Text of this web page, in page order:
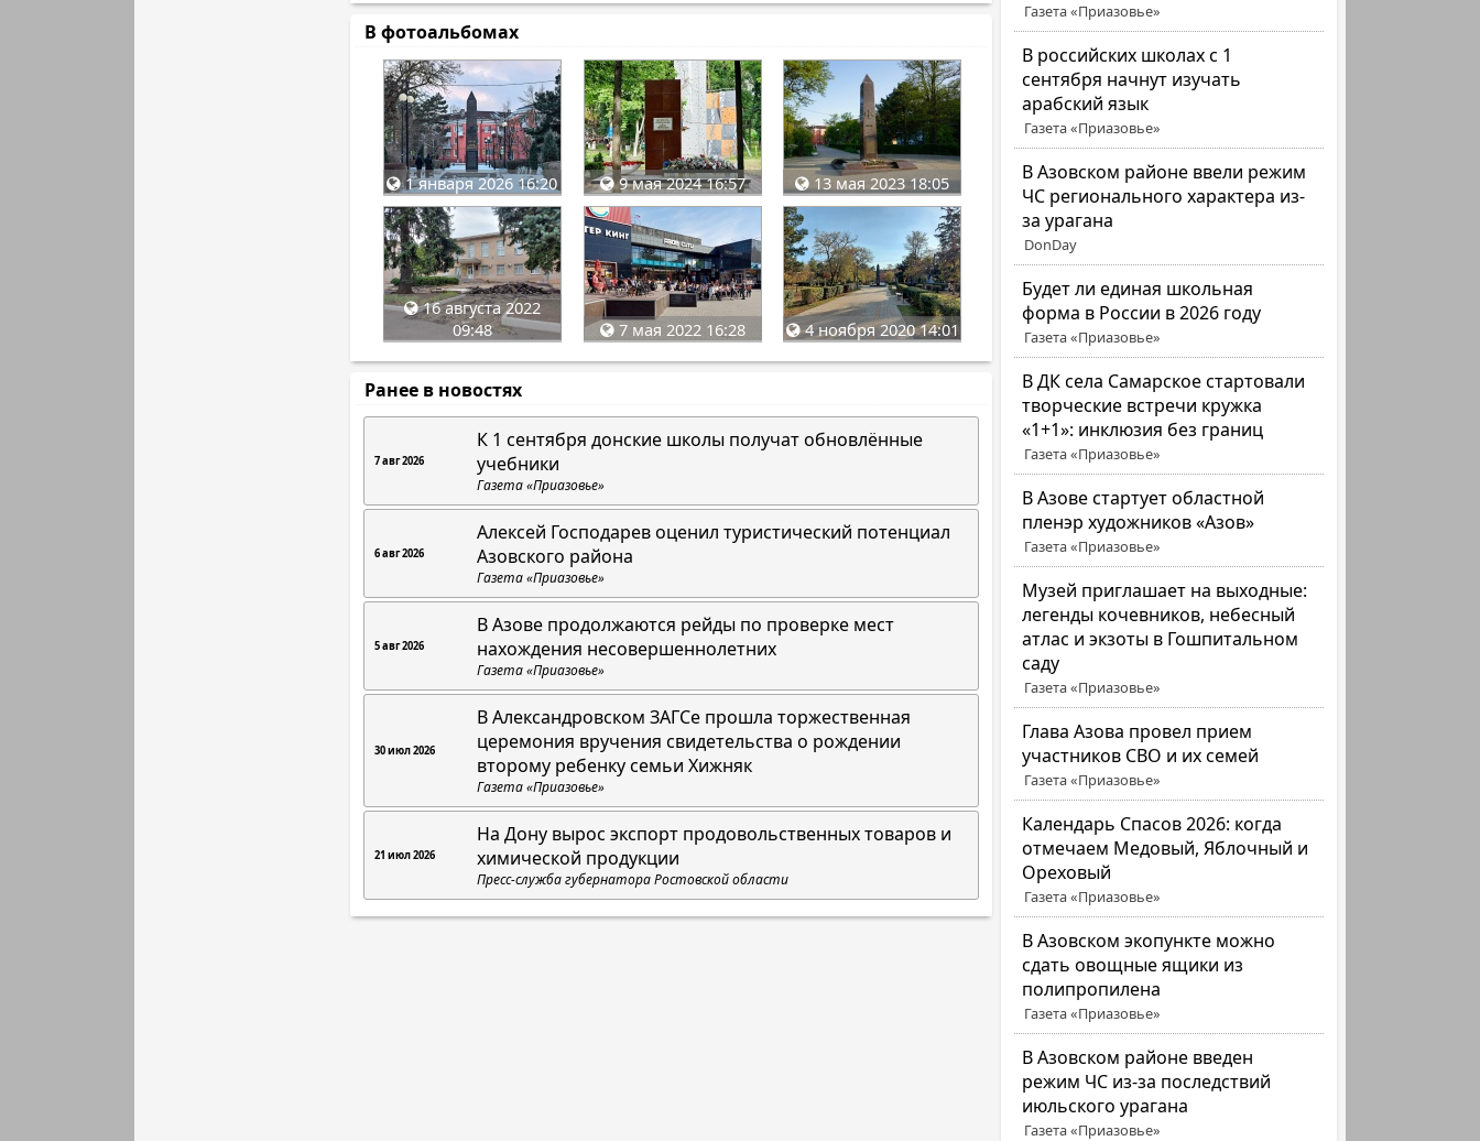
Газета «Приазовье»
В российских школах с 1
сентября начнут изучать
арабский язык
Газета «Приазовье»
В Азовском районе ввели режим
ЧС регионального характера из-
за урагана
DonDay
Будет ли единая школьная
форма в России в 2026 году
Газета «Приазовье»
В ДК села Самарское стартовали
творческие встречи кружка
«1+1»: инклюзия без границ
Газета «Приазовье»
В Азове стартует областной
пленэр художников «Азов»
Газета «Приазовье»
Музей приглашает на выходные:
легенды кочевников, небесный
атлас и экзоты в Гошпитальном
саду
Газета «Приазовье»
Глава Азова провел прием
участников СВО и их семей
Газета «Приазовье»
Календарь Спасов 2026: когда
отмечаем Медовый, Яблочный и
Ореховый
Газета «Приазовье»
В Азовском экопункте можно
сдать овощные ящики из
полипропилена
Газета «Приазовье»
В Азовском районе введен
режим ЧС из-за последствий
июльского урагана
Газета «Приазовье»
В фотоальбомах
1 января 2026 16:20 9 мая 2024 16:57 13 мая 2023 18:05
16 августа 2022
09:48
7 мая 2022 16:28 4 ноября 2020 14:01
Ранее в новостях
7 авг 2026
К 1 сентября донские школы получат обновлённые
учебники
Газета «Приазовье»
6 авг 2026
Алексей Господарев оценил туристический потенциал
Азовского района
Газета «Приазовье»
5 авг 2026
В Азове продолжаются рейды по проверке мест
нахождения несовершеннолетних
Газета «Приазовье»
30 июл 2026
В Александровском ЗАГСе прошла торжественная
церемония вручения свидетельства о рождении
второму ребенку семьи Хижняк
Газета «Приазовье»
21 июл 2026
На Дону вырос экспорт продовольственных товаров и
химической продукции
Пресс-служба губернатора Ростовской области